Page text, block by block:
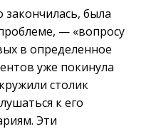
была
— «вопросу
в определенное
уже покинула
столик
к его
Эти